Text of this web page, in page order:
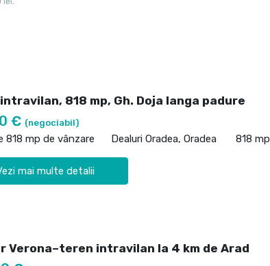
818 mp, Gh. Doja langa padure
€ (negociabil)
818 mp de vânzare Dealuri Oradea, Oradea 818 mp
mai multe detalii
Verona–teren intravilan la 4 km de Arad